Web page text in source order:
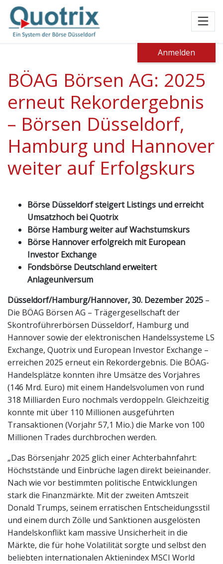
Anmelden
BÖAG Börsen AG: 2025
erneut Rekordergebnis
– Börsen Düsseldorf,
Hamburg und Hannover
weiter auf Erfolgskurs
Börse Düsseldorf steigert Listings und erreicht
Umsatzhoch bei Quotrix
Börse Hamburg weiter auf Wachstumskurs
Börse Hannover erfolgreich mit European
Investor Exchange
Fondsbörse Deutschland erweitert
Anlageuniversum
Düsseldorf/Hamburg/Hannover, 30. Dezember 2025 –
Die BÖAG Börsen AG – Trägergesellschaft der
Skontroführerbörsen Düsseldorf, Hamburg und
Hannover sowie der elektronischen Handelssysteme LS
Exchange, Quotrix und European Investor Exchange –
erreichen 2025 erneut ein Rekordergebnis. Die BÖAG-
Handelsplätze konnten ihre Umsätze des Vorjahres
(146 Mrd. Euro) mit einem Handelsvolumen von rund
318 Milliarden Euro nochmals verdoppeln. Gleichzeitig
konnte mit über 110 Millionen ausgeführten
Transaktionen (Vorjahr 57,1 Mio.) die Marke von 100
Millionen Trades durchbrochen werden.
„Das Börsenjahr 2025 glich einer Achterbahnfahrt:
Höchststände und Einbrüche lagen direkt beieinander.
Nach wie vor bestimmten politische Entwicklungen
stark die Finanzmärkte. Mit der zweiten Amtszeit
Donald Trumps, seinem erratischen Entscheidungsstil
und einem durch Zölle und Sanktionen ausgelösten
Handelskonflikt kam massive Unsicherheit in die
Märkte, die für hohe Volatilität sorgte und selbst den
beliebten internationalen Aktienindex MSCI World